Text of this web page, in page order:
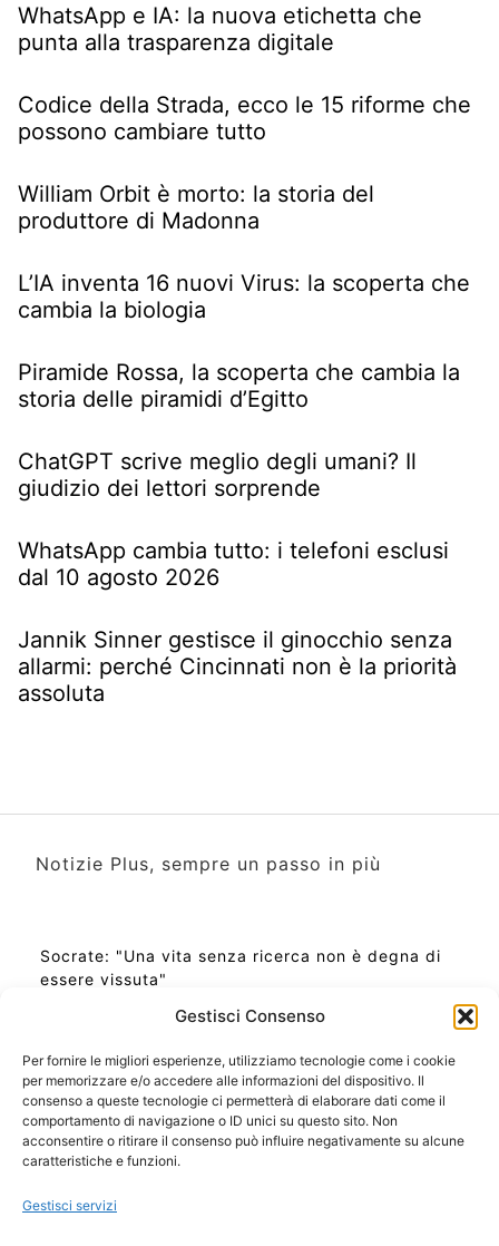
Gestisci Consenso
Per fornire le migliori esperienze, utilizziamo tecnologie come i cookie
per memorizzare e/o accedere alle informazioni del dispositivo. Il
consenso a queste tecnologie ci permetterà di elaborare dati come il
comportamento di navigazione o ID unici su questo sito. Non
acconsentire o ritirare il consenso può influire negativamente su alcune
caratteristiche e funzioni.
Gestisci servizi
WhatsApp e IA: la nuova etichetta che
punta alla trasparenza digitale
Codice della Strada, ecco le 15 riforme che
possono cambiare tutto
William Orbit è morto: la storia del
produttore di Madonna
L’IA inventa 16 nuovi Virus: la scoperta che
cambia la biologia
Piramide Rossa, la scoperta che cambia la
storia delle piramidi d’Egitto
ChatGPT scrive meglio degli umani? Il
giudizio dei lettori sorprende
WhatsApp cambia tutto: i telefoni esclusi
dal 10 agosto 2026
Jannik Sinner gestisce il ginocchio senza
allarmi: perché Cincinnati non è la priorità
assoluta
Notizie Plus, sempre un passo in più
Socrate: "Una vita senza ricerca non è degna di
essere vissuta"
Ora Esatta in Italia in questo momento
Ti Senti Strano Ultimamente? Potrebbe Essere per
la Risonanza di Schumann
Come Sapere Se Stai Ascendendo alla Quinta